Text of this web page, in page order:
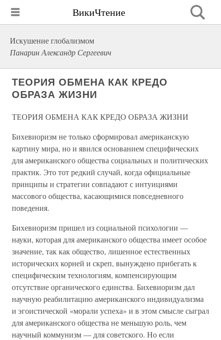
ВикиЧтение
Искушение глобализмом
Панарин Александр Сергеевич
ТЕОРИЯ ОБМЕНА КАК КРЕДО
ОБРАЗА ЖИЗНИ
ТЕОРИЯ ОБМЕНА КАК КРЕДО ОБРАЗА ЖИЗНИ
Бихевиоризм не только сформировал американскую
картину мира, но и явился основанием специфических
для американского общества социальных и политических
практик. Это тот редкий случай, когда официальные
принципы и стратегии совпадают с интуициями
массового общества, касающимися повседневного
поведения.
Бихевиоризм пришел из социальной психологии —
науки, которая для американского общества имеет особое
значение, так как общество, лишенное естественных
исторических корней и скреп, вынуждено прибегать к
специфическим технологиям, компенсирующим
отсутствие органического единства. Бихевиоризм дал
научную реабилитацию американского индивидуализма
и эгоистической «морали успеха» и в этом смысле сыграл
для американского общества не меньшую роль, чем
научный коммунизм — для советского. Но если